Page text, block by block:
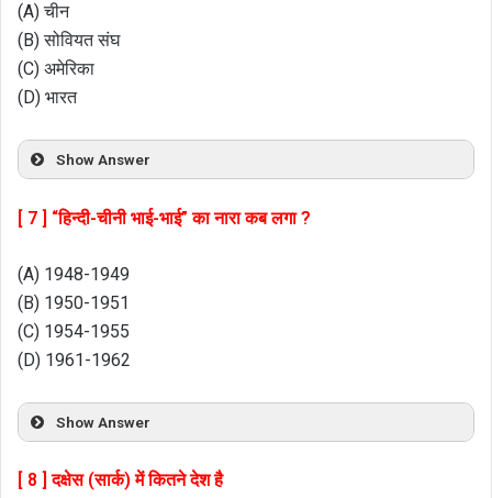
(A) चीन
(B) सोवियत संघ
(C) अमेरिका
(D) भारत
Show Answer
[ 7 ] “हिन्दी-चीनी भाई-भाई” का नारा कब लगा ?
(A) 1948-1949
(B) 1950-1951
(C) 1954-1955
(D) 1961-1962
Show Answer
[ 8 ] दक्षेस (सार्क) में कितने देश है